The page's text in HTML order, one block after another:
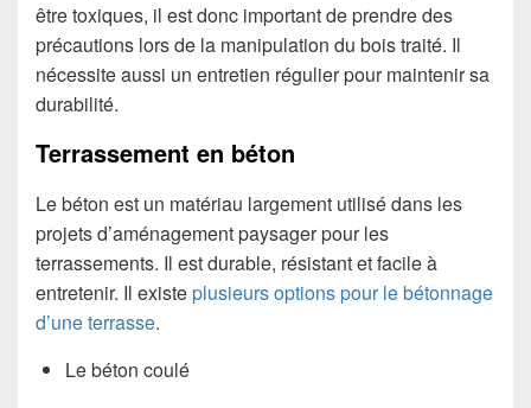
être toxiques, il est donc important de prendre des
précautions lors de la manipulation du bois traité. Il
nécessite aussi un entretien régulier pour maintenir sa
durabilité.
Terrassement en béton
Le béton est un matériau largement utilisé dans les
projets d’aménagement paysager pour les
terrassements. Il est durable, résistant et facile à
entretenir. Il existeplusieursoptions pour le bétonnage
d’une terrasse.
Le béton coulé